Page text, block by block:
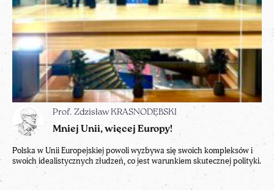
Prof. Zdzisław KRASNODĘBSKI
Mniej Unii, więcej Europy!
Polska w Unii Europejskiej powoli wyzbywa się swoich kompleksów i
swoich idealistycznych złudzeń, co jest warunkiem skutecznej polityki.